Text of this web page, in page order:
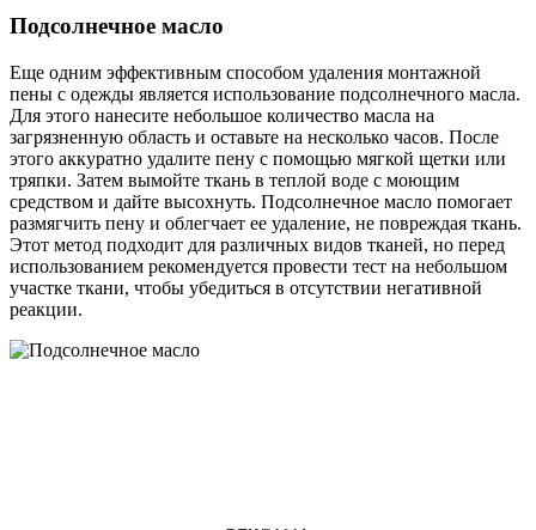
Подсолнечное масло
Еще одним эффективным способом удаления монтажной
пены с одежды является использование подсолнечного масла.
Для этого нанесите небольшое количество масла на
загрязненную область и оставьте на несколько часов. После
этого аккуратно удалите пену с помощью мягкой щетки или
тряпки. Затем вымойте ткань в теплой воде с моющим
средством и дайте высохнуть. Подсолнечное масло помогает
размягчить пену и облегчает ее удаление, не повреждая ткань.
Этот метод подходит для различных видов тканей, но перед
использованием рекомендуется провести тест на небольшом
участке ткани, чтобы убедиться в отсутствии негативной
реакции.